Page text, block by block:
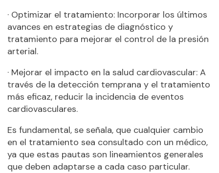
· Optimizar el tratamiento: Incorporar los últimos
avances en estrategias de diagnóstico y
tratamiento para mejorar el control de la presión
arterial.
· Mejorar el impacto en la salud cardiovascular: A
través de la detección temprana y el tratamiento
más eficaz, reducir la incidencia de eventos
cardiovasculares.
Es fundamental, se señala, que cualquier cambio
en el tratamiento sea consultado con un médico,
ya que estas pautas son lineamientos generales
que deben adaptarse a cada caso particular.